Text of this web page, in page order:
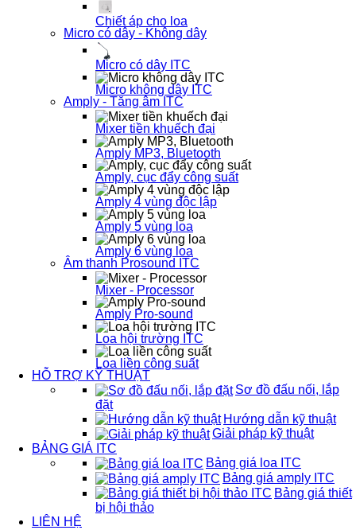
Chiết áp cho loa
Micro có dây - Không dây
Micro có dây ITC
Micro không dây ITC
Amply - Tăng âm ITC
Mixer tiền khuếch đại
Amply MP3, Bluetooth
Amply, cục đẩy công suất
Amply 4 vùng độc lập
Amply 5 vùng loa
Amply 6 vùng loa
Âm thanh Prosound ITC
Mixer - Processor
Amply Pro-sound
Loa hội trường ITC
Loa liền công suất
HỖ TRỢ KỸ THUẬT
Sơ đồ đấu nối, lắp
đặt
Hướng dẫn kỹ thuật
Giải pháp kỹ thuật
BẢNG GIÁ ITC
Bảng giá loa ITC
Bảng giá amply ITC
Bảng giá thiết
bị hội thảo
LIÊN HỆ